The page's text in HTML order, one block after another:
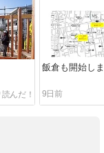
飯倉も開始し
9日前